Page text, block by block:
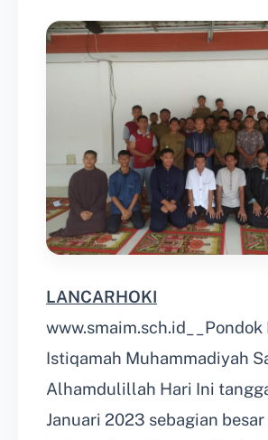
LANCARHOKI
www.smaim.sch.id__Pondok
Istiqamah Muhammadiyah
Alhamdulillah Hari Ini
Januari 2023 sebagian